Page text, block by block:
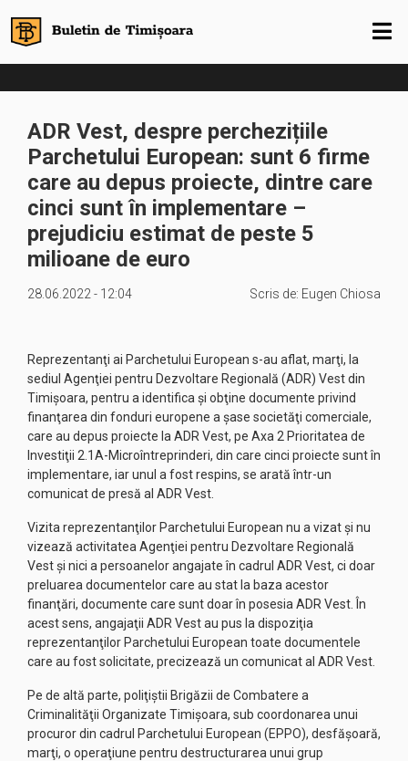
ADR Vest, despre perchezițiile
Parchetului European: sunt 6 firme
care au depus proiecte, dintre care
cinci sunt în implementare –
prejudiciu estimat de peste 5
milioane de euro
28.06.2022 - 12:04 Scris de: Eugen Chiosa
Reprezentanţi ai Parchetului European s-au aflat, marţi, la
sediul Agenţiei pentru Dezvoltare Regională (ADR) Vest din
Timişoara, pentru a identifica şi obţine documente privind
finanţarea din fonduri europene a şase societăţi comerciale,
care au depus proiecte la ADR Vest, pe Axa 2 Prioritatea de
Investiţii 2.1A-Microîntreprinderi, din care cinci proiecte sunt în
implementare, iar unul a fost respins, se arată într-un
comunicat de presă al ADR Vest.
Vizita reprezentanţilor Parchetului European nu a vizat şi nu
vizează activitatea Agenţiei pentru Dezvoltare Regională
Vest şi nici a persoanelor angajate în cadrul ADR Vest, ci doar
preluarea documentelor care au stat la baza acestor
finanţări, documente care sunt doar în posesia ADR Vest. În
acest sens, angajaţii ADR Vest au pus la dispoziţia
reprezentanţilor Parchetului European toate documentele
care au fost solicitate, precizează un comunicat al ADR Vest.
Pe de altă parte, poliţiştii Brigăzii de Combatere a
Criminalităţii Organizate Timişoara, sub coordonarea unui
procuror din cadrul Parchetului European (EPPO), desfăşoară,
marţi, o operaţiune pentru destructurarea unui grup